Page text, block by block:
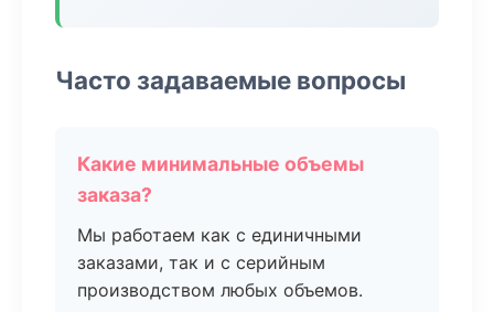
Часто задаваемые вопросы
Какие минимальные объемы
заказа?
Мы работаем как с единичными
заказами, так и с серийным
производством любых объемов.